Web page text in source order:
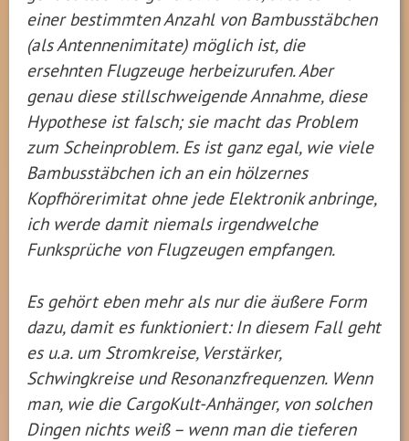
einer bestimmten Anzahl von Bambusstäbchen
(als Antennenimitate) möglich ist, die
ersehnten Flugzeuge herbeizurufen. Aber
genau diese stillschweigende Annahme, diese
Hypothese ist falsch; sie macht das Problem
zum Scheinproblem. Es ist ganz egal, wie viele
Bambusstäbchen ich an ein hölzernes
Kopfhörerimitat ohne jede Elektronik anbringe,
ich werde damit niemals irgendwelche
Funksprüche von Flugzeugen empfangen.
Es gehört eben mehr als nur die äußere Form
dazu, damit es funktioniert: In diesem Fall geht
es u.a. um Stromkreise, Verstärker,
Schwingkreise und Resonanzfrequenzen. Wenn
man, wie die CargoKult-Anhänger, von solchen
Dingen nichts weiß – wenn man die tieferen